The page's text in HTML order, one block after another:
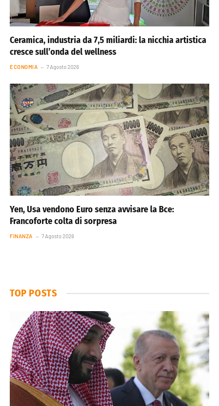
Ceramica, industria da 7,5 miliardi: la nicchia artistica
cresce sull’onda del wellness
ECONOMIA 7 Agosto 2026
Yen, Usa vendono Euro senza avvisare la Bce:
Francoforte colta di sorpresa
FINANZA 7 Agosto 2026
TOP POSTS